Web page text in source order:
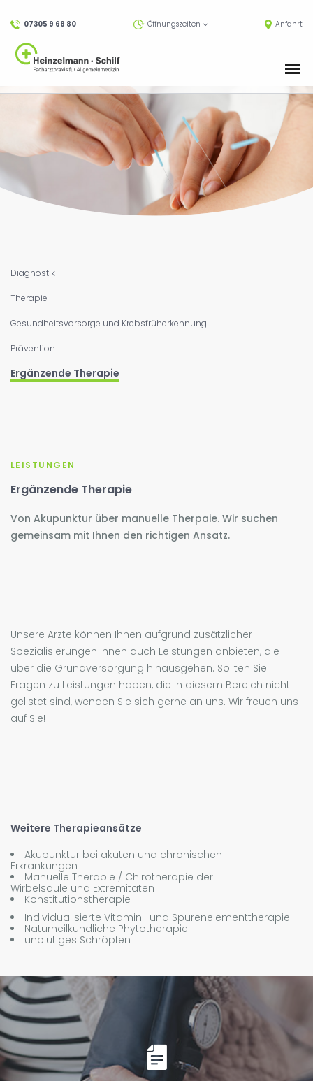
07305 9 68 80 Öffnungszeiten Anfahrt
Diagnostik
Therapie
Gesundheitsvorsorge und Krebsfrüherkennung
Prävention
Ergänzende Therapie
LEISTUNGEN
Ergänzende Therapie
Von Akupunktur über manuelle Therpaie. Wir suchen
gemeinsam mit Ihnen den richtigen Ansatz.
Unsere Ärzte können Ihnen aufgrund zusätzlicher
Spezialisierungen Ihnen auch Leistungen anbieten, die
über die Grundversorgung hinausgehen. Sollten Sie
Fragen zu Leistungen haben, die in diesem Bereich nicht
gelistet sind, wenden Sie sich gerne an uns. Wir freuen uns
auf Sie!
Weitere Therapieansätze
Akupunktur bei akuten und chronischen
Erkrankungen
Manuelle Therapie / Chirotherapie der
Wirbelsäule und Extremitäten
Konstitutionstherapie
Individualisierte Vitamin- und Spurenelementtherapie
Naturheilkundliche Phytotherapie
unblutiges Schröpfen